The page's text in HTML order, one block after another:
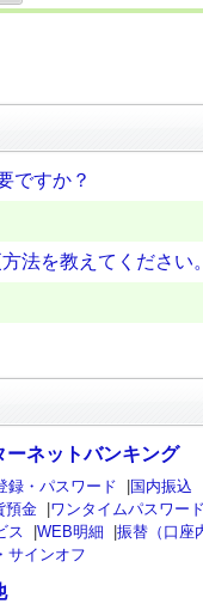
ですか？
法を教えてください
ーネットバンキング
録・パスワード |国内振込
預金 |ワンタイムパスワー
ス
|WEB明細 |振替（口座
サインオフ